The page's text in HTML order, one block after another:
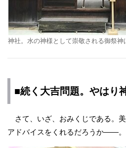
神社。水の神様として崇敬される御祭神
■続く大吉問題。やはり
さて、いざ、おみくじである。
アドバイスをくれるだろうか――。